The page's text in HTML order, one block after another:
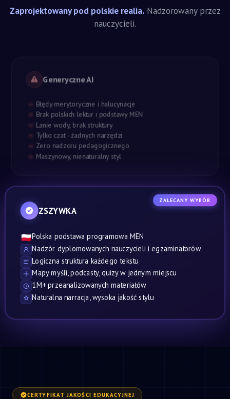
Zaprojektowany pod polskie realia.Nadzorowany przez
nauczycieli.
Generyczne AI
Błędy merytoryczne i halucynacje
Brak polskich lektur i podstawy MEN
Lanie wody, brak struktury
Tylko czat - żadnych narzędzi
Zero nadzoru pedagogicznego
Maszynowy, nienaturalny styl
ZALECANY WYBÓR
ZSZYWKA
🇵🇱Polska podstawa programowa MEN
Nadzór dyplomowanych nauczycieli i egzaminatorów
Logiczna struktura każdego tekstu
Mapy myśli, podcasty, quizy w jednym miejscu
1M+ przeanalizowanych materiałów
Naturalna narracja, wysoka jakość stylu
CERTYFIKAT JAKOŚCI EDUKACYJNEJ